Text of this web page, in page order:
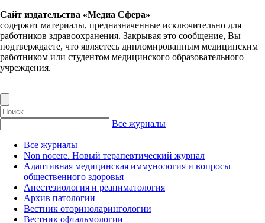
Сайт издательства «Медиа Сфера»
содержит материалы, предназначенные исключительно для
работников здравоохранения. Закрывая это сообщение, Вы
подтверждаете, что являетесь дипломированным медицинским
работником или студентом медицинского образовательного
учреждения.
Все журналы
Все журналы
Non nocere. Новый терапевтический журнал
Адаптивная медицинская иммунология и вопросы
общественного здоровья
Анестезиология и реаниматология
Архив патологии
Вестник оториноларингологии
Вестник офтальмологии